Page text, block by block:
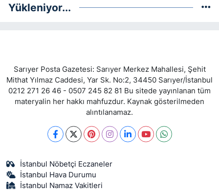
Yükleniyor...
Sarıyer Posta Gazetesi: Sarıyer Merkez Mahallesi, Şehit
Mithat Yılmaz Caddesi, Yar Sk. No:2, 34450 Sarıyer/İstanbul
0212 271 26 46 - 0507 245 82 81 Bu sitede yayınlanan tüm
materyalin her hakkı mahfuzdur. Kaynak gösterilmeden
alıntılanamaz.
İstanbul Nöbetçi Eczaneler
İstanbul Hava Durumu
İstanbul Namaz Vakitleri